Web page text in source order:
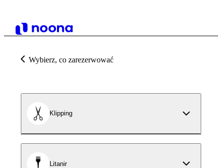
Wybierz, co zarezerwować
Klipping
Litanir